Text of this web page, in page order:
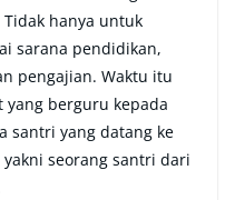
hanya untuk
sarana pendidikan,
pengajian. Waktu itu
yang berguru kepada
santri yang datang ke
seorang santri dari